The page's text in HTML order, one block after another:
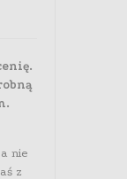
nie
z